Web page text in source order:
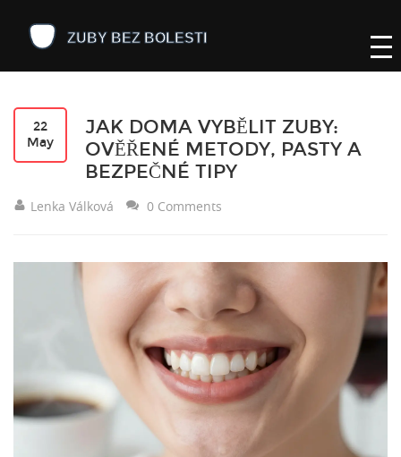
22
May
JAK DOMA VYBĚLIT ZUBY:
OVĚŘENÉ METODY, PASTY A
BEZPEČNÉ TIPY
Lenka Válková 0 Comments